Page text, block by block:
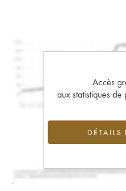
Accès
aux statistiques
DÉTAILS